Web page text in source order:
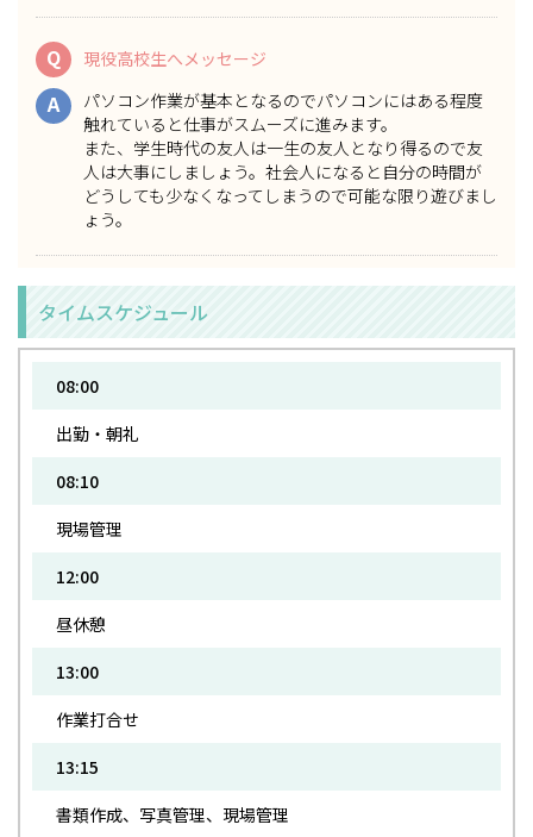
Q 現役高校生へメッセージ
A
パソコン作業が基本となるのでパソコンにはある程度
触れていると仕事がスムーズに進みます。
また、学生時代の友人は一生の友人となり得るので友
人は大事にしましょう。社会人になると自分の時間が
どうしても少なくなってしまうので可能な限り遊びまし
ょう。
タイムスケジュール
08:00
出勤・朝礼
08:10
現場管理
12:00
昼休憩
13:00
作業打合せ
13:15
書類作成、写真管理、現場管理